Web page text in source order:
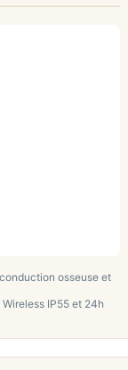
osseuse et
IP55 et 24h